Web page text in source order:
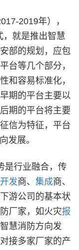
2019年），
，就是推出智慧
部的规划，应包
台等几个部分，
和容易标准化，
期的平台主要以
期的平台将主要
信为特征，平台
发展。
是行业融合，传
开发商、 集成商、
游公司的基本状
厂家，如火灾报
慧消防方向发
接多家厂家的产